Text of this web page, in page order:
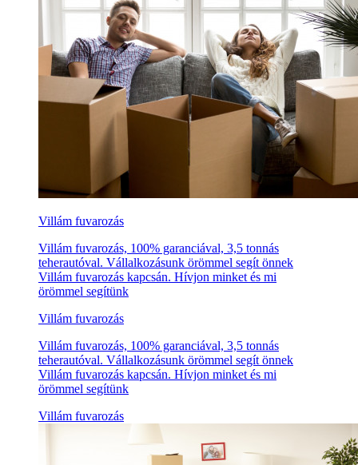
Villám fuvarozás
Villám fuvarozás, 100% garanciával, 3,5 tonnás
teherautóval. Vállalkozásunk örömmel segít önnek
Villám fuvarozás kapcsán. Hívjon minket és mi
örömmel segítünk
Villám fuvarozás
Villám fuvarozás, 100% garanciával, 3,5 tonnás
teherautóval. Vállalkozásunk örömmel segít önnek
Villám fuvarozás kapcsán. Hívjon minket és mi
örömmel segítünk
Villám fuvarozás